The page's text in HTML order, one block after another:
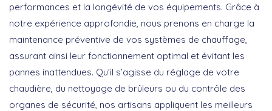
performances et la longévité de vos équipements. Grâce à
notre expérience approfondie, nous prenons en charge la
maintenance préventive de vos systèmes de chauffage,
assurant ainsi leur fonctionnement optimal et évitant les
pannes inattendues. Qu’il s’agisse du réglage de votre
chaudière, du nettoyage de brûleurs ou du contrôle des
organes de sécurité, nos artisans appliquent les meilleurs